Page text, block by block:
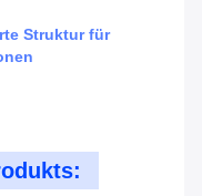
Struktur für